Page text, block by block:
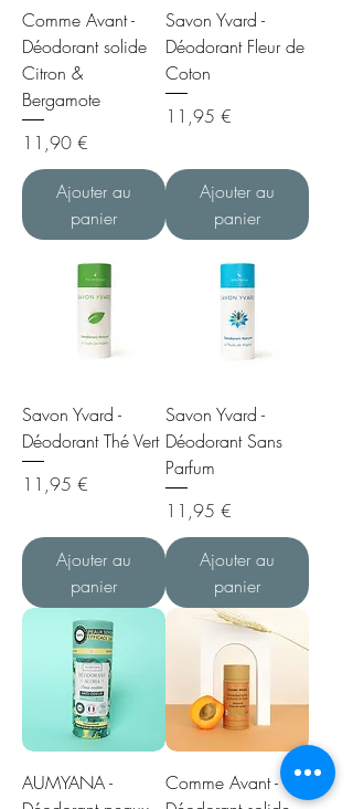
Comme Avant -
Déodorant solide
Citron &
Bergamote
Prix
11,90 €
Ajouter au
panier
Savon Yvard -
Déodorant Fleur de
Coton
Prix
11,95 €
Ajouter au
panier
Savon Yvard -
Déodorant Thé Vert
Prix
11,95 €
Ajouter au
panier
Savon Yvard -
Déodorant Sans
Parfum
Prix
11,95 €
Ajouter au
panier
AUMYANA -
Comme Avant -